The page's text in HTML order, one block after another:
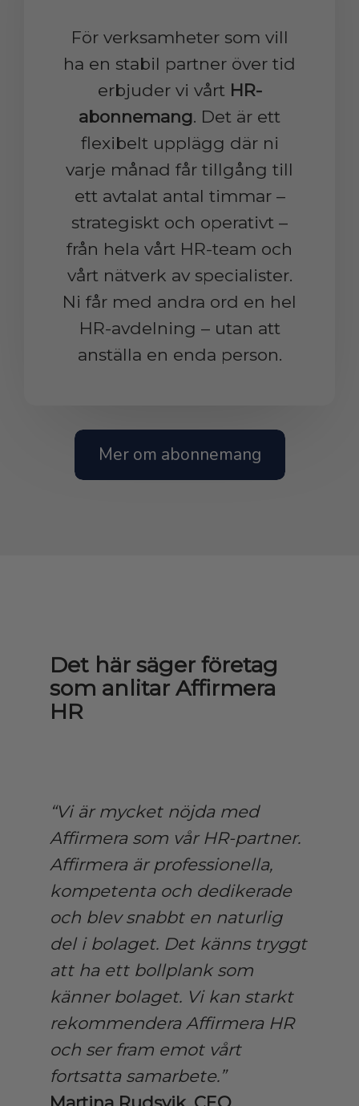
För verksamheter som vill
ha en stabil partner över tid
erbjuder vi vårt HR-
abonnemang. Det är ett
flexibelt upplägg där ni
varje månad får tillgång till
ett avtalat antal timmar –
strategiskt och operativt –
från hela vårt HR-team och
vårt nätverk av specialister.
​​​​​​​Ni får med andra ord en hel
HR-avdelning – utan att
anställa en enda person.
Mer om abonnemang
Det här säger företag
som anlitar Affirmera
HR
“Vi är mycket nöjda med
Affirmera som vår HR-partner.
Affirmera är professionella,
kompetenta och dedikerade
och blev snabbt en naturlig
del i bolaget. Det känns tryggt
att ha ett bollplank som
känner bolaget. Vi kan starkt
rekommendera Affirmera HR
och ser fram emot vårt
fortsatta samarbete.”